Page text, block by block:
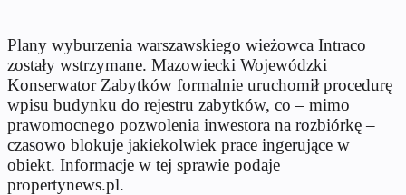
Plany wyburzenia warszawskiego wieżowca Intraco
zostały wstrzymane. Mazowiecki Wojewódzki
Konserwator Zabytków formalnie uruchomił procedurę
wpisu budynku do rejestru zabytków, co – mimo
prawomocnego pozwolenia inwestora na rozbiórkę –
czasowo blokuje jakiekolwiek prace ingerujące w
obiekt. Informacje w tej sprawie podaje
propertynews.pl.